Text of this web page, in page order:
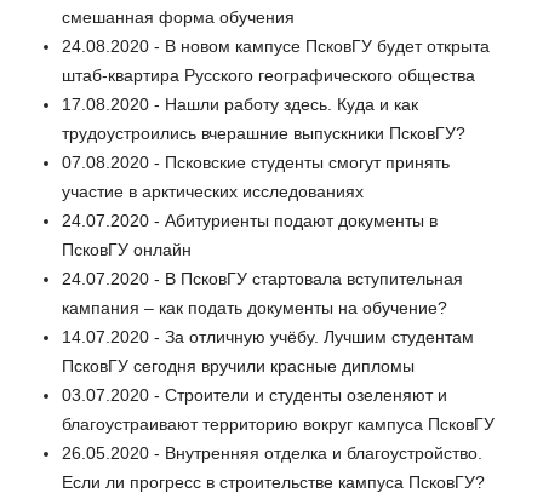
смешанная форма обучения
24.08.2020 - В новом кампусе ПсковГУ будет открыта
штаб-квартира Русского географического общества
17.08.2020 - Нашли работу здесь. Куда и как
трудоустроились вчерашние выпускники ПсковГУ?
07.08.2020 - Псковские студенты смогут принять
участие в арктических исследованиях
24.07.2020 - Абитуриенты подают документы в
ПсковГУ онлайн
24.07.2020 - В ПсковГУ стартовала вступительная
кампания – как подать документы на обучение?
14.07.2020 - За отличную учёбу. Лучшим студентам
ПсковГУ сегодня вручили красные дипломы
03.07.2020 - Строители и студенты озеленяют и
благоустраивают территорию вокруг кампуса ПсковГУ
26.05.2020 - Внутренняя отделка и благоустройство.
Если ли прогресс в строительстве кампуса ПсковГУ?